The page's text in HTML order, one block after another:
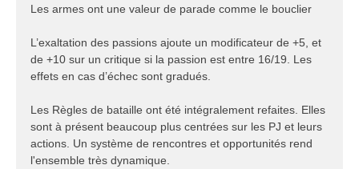
Les armes ont une valeur de parade comme le bouclier
L’exaltation des passions ajoute un modificateur de +5, et
de +10 sur un critique si la passion est entre 16/19. Les
effets en cas d’échec sont gradués.
Les Règles de bataille ont été intégralement refaites. Elles
sont à présent beaucoup plus centrées sur les PJ et leurs
actions. Un système de rencontres et opportunités rend
l'ensemble très dynamique.